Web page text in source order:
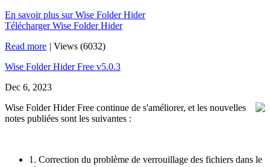
En savoir plus sur Wise Folder Hider
Télécharger Wise Folder Hider
Read more | Views (6032)
Wise Folder Hider Free v5.0.3
Dec 6, 2023
Wise Folder Hider Free continue de s'améliorer, et les nouvelles
notes publiées sont les suivantes :
1. Correction du problème de verrouillage des fichiers dans le